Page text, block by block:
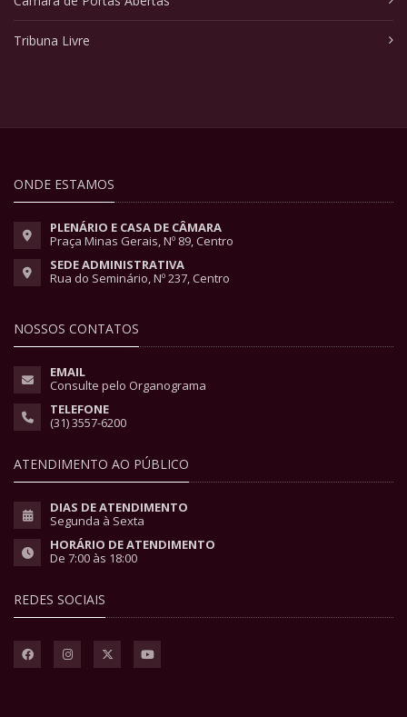
Tribuna Livre
ONDE ESTAMOS
PLENÁRIO E CASA DE CÂMARA
Praça Minas Gerais, Nº 89, Centro
SEDE ADMINISTRATIVA
Rua do Seminário, Nº 237, Centro
NOSSOS CONTATOS
EMAIL
Consulte pelo Organograma
TELEFONE
(31) 3557-6200
ATENDIMENTO AO PÚBLICO
DIAS DE ATENDIMENTO
Segunda à Sexta
HORÁRIO DE ATENDIMENTO
De 7:00 às 18:00
REDES SOCIAIS